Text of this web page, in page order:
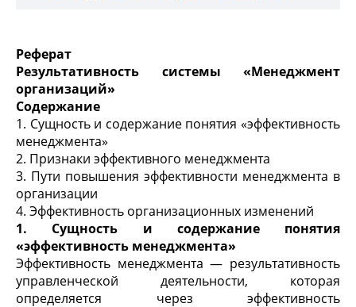
Реферат
Результативность системы «Менеджмент
организаций»
Содержание
1. Сущность и содержание понятия «эффективность
менеджмента»
2. Признаки эффективного менеджмента
3. Пути повышения эффективности менеджмента в
организации
4. Эффективность организационных изменений
1. Сущность и содержание понятия
«эффективность менеджмента»
Эффективность менеджмента — результативность
управленческой деятельности, которая
определяется через эффективность